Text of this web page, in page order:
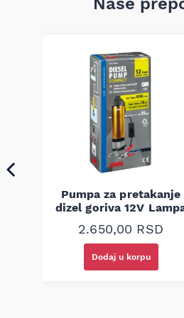
Pumpa za pretakanje
dizel goriva 12V
2.650,00 RSD
Dodaj u korpu